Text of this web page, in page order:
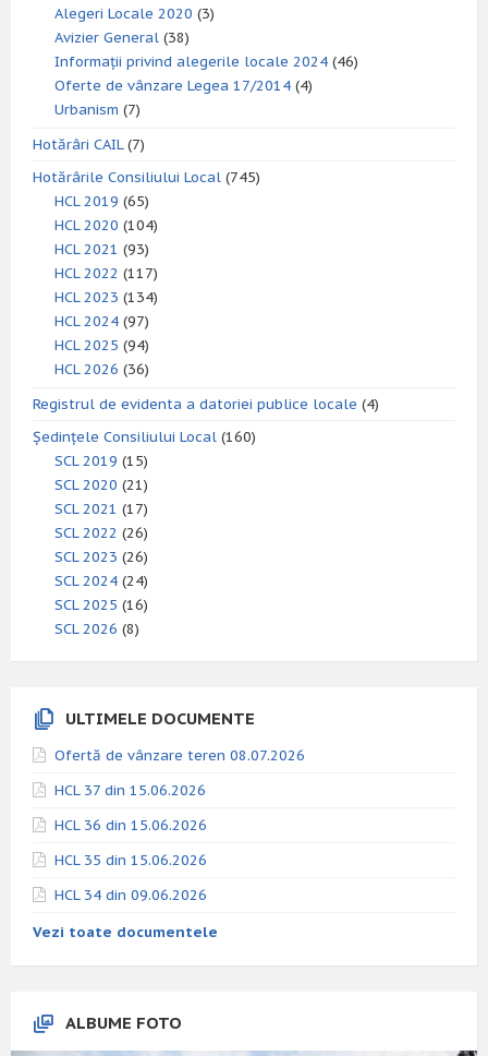
Alegeri Locale 2020 (3)
Avizier General (38)
Informații privind alegerile locale 2024 (46)
Oferte de vânzare Legea 17/2014 (4)
Urbanism (7)
Hotărâri CAIL(7)
Hotărârile Consiliului Local (745)
HCL 2019 (65)
HCL 2020 (104)
HCL 2021 (93)
HCL 2022 (117)
HCL 2023 (134)
HCL 2024 (97)
HCL 2025 (94)
HCL 2026 (36)
Registrul de evidenta a datoriei publice locale (4)
Ședințele Consiliului Local (160)
SCL 2019 (15)
SCL 2020 (21)
SCL 2021 (17)
SCL 2022 (26)
SCL 2023 (26)
SCL 2024 (24)
SCL 2025 (16)
SCL 2026 (8)
ULTIMELE DOCUMENTE
Ofertă de vânzare teren 08.07.2026
HCL 37 din 15.06.2026
HCL 36 din 15.06.2026
HCL 35 din 15.06.2026
HCL 34 din 09.06.2026
Vezi toate documentele
ALBUME FOTO